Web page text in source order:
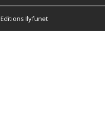
Editions Ilyfunet